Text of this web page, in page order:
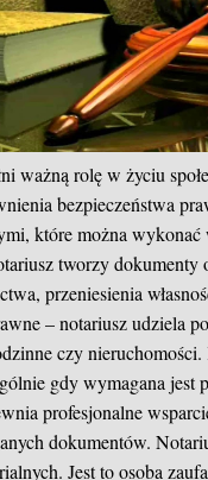
ważną rolę w życiu
bezpieczeństwa
które można
tworzy
przeniesienia
– notariusz udziela
czy
gdy wymagana jest
profesjonalne
dokumentów.
Jest to osoba